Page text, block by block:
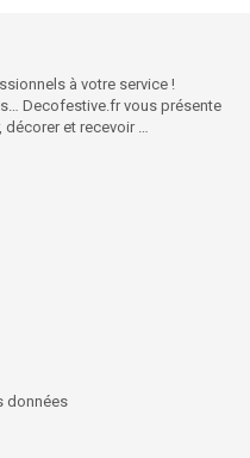
à votre service !
Decofestive.fr vous présente
décorer et recevoir …
données